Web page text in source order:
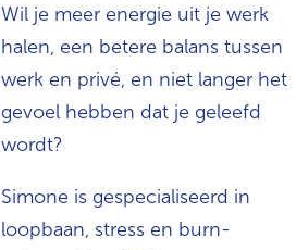
Wil je meer energie uit je werk
halen, een betere balans tussen
werk en privé, en niet langer het
gevoel hebben dat je geleefd
wordt?
Simone is gespecialiseerd in
loopbaan, stress en burn-